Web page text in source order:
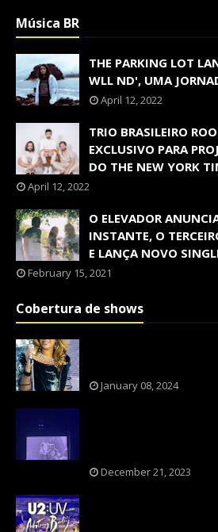
Música BR
THE PARKING LOT
WLL ND', UMA
April 12, 2022
TRIO BRASILEIRO
EXCLUSIVO PARA
DO THE NEW YORK
April 12, 2022
O ELEVADOR
INSTANTE, O
E LANÇA NOVO
February 15, 2021
Cobertura de shows
January 08, 2024
December 21, 2023